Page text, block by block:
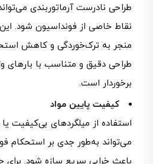
طراحی نادرست آرماتوربندی
نقاط خاصی از فونداسیون شود.
منجر به ترک‌خوردگی و کاهش
طراحی دقیق و متناسب با بارهای
برخوردار است.
کیفیت پایین مواد
استفاده از میلگردهای بی‌کیفیت یا
می‌تواند به‌طور جدی بر استحکام